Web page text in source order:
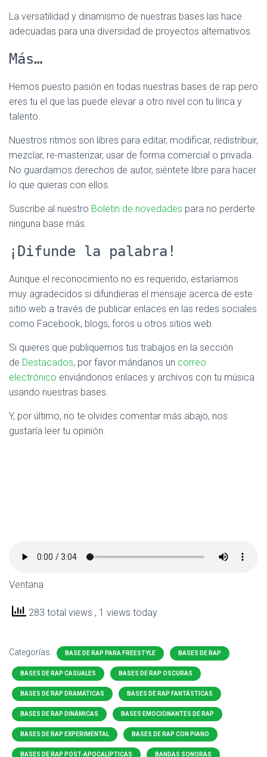
La versatilidad y dinamismo de nuestras bases las hace
adecuadas para una diversidad de proyectos alternativos.
Más…
Hemos puesto pasión en todas nuestras bases de rap pero
eres tu el que las puede elevar a otro nivel con tu lírica y
talento.
Nuestros ritmos son libres para editar, modificar, redistribuir,
mezclar, re-masterizar, usar de forma comercial o privada.
No guardamos derechos de autor, siéntete libre para hacer
lo que quieras con ellos.
Suscribe al nuestro Boletin de novedades para no perderte
ninguna base más.
¡Difunde la palabra!
Aunque el reconocimiento no es requerido, estaríamos
muy agradecidos si difundieras el mensaje acerca de este
sitio web a través de publicar enlaces en las redes sociales
como Facebook, blogs, foros u otros sitios web.
Si quieres que publiquemos tus trabajos en la sección
de Destacados, por favor mándanos un correo
electrónico enviándonos enlaces y archivos con tu música
usando nuestras bases.
Y, por último, no te olvides comentar más abajo, nos
gustaría leer tu opinión.
Ventana
283 total views , 1 views today
Categorías: BASE DE RAP PARA FREESTYLE BASES DE RAP
BASES DE RAP CASUALES BASES DE RAP OSCURAS
BASES DE RAP DRAMÁTICAS BASES DE RAP FANTÁSTICAS
BASES DE RAP DINÁMICAS BASES EMOCIONANTES DE RAP
BASES DE RAP EXPERIMENTAL BASES DE RAP CON PIANO
BASES DE RAP POST-APOCALÍPTICAS BANDAS SONORAS